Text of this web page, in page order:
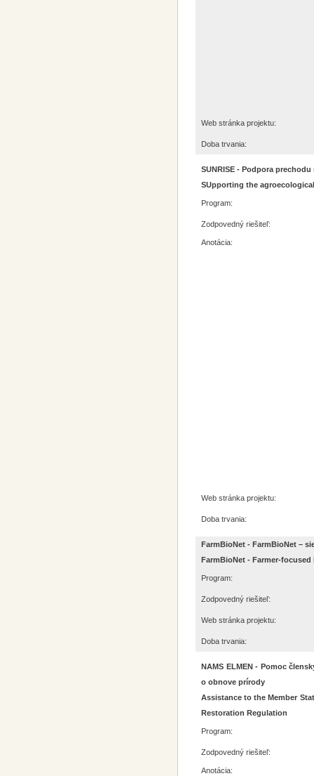
Web stránka projektu:
Doba trvania:
SUNRISE - Podpora
SUpporting the
Program:
Zodpovedný riešiteľ:
Anotácia:
Web stránka projektu:
Doba trvania:
FarmBioNet - FarmBioNet –
FarmBioNet - Farmer-
Program:
Zodpovedný riešiteľ:
Web stránka projektu:
Doba trvania:
NAMS ELMEN - Pomoc
o obnove prírody
Assistance to the Member
Restoration Regulation
Program:
Zodpovedný riešiteľ:
Anotácia: